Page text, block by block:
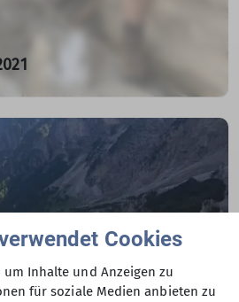
bis 25.07.2021
Gelände der Gleiwitzer
sanierungsbedürftig.
Cookies
Inhalte und Anzeigen zu
für soziale Medien anbieten zu